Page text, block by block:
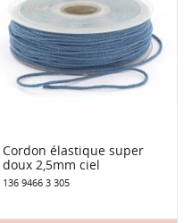
Cordon élastique super
doux 2,5mm ciel
136 9466 3 305